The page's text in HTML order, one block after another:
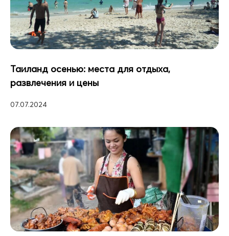
Таиланд осенью: места для отдыха,
развлечения и цены
07.07.2024